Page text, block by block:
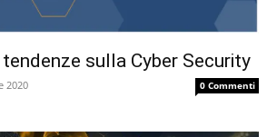
sulla Cyber Security
2020 0 Commenti